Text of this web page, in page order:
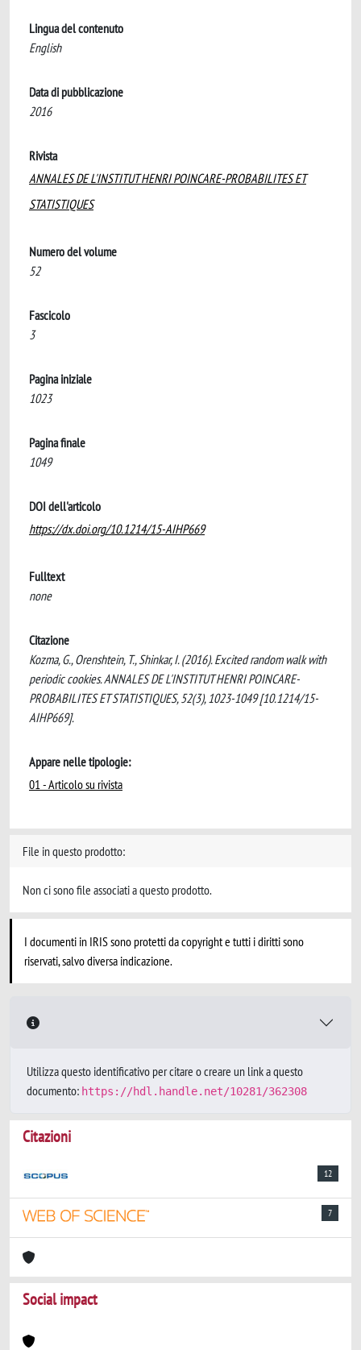
Lingua del contenuto
English
Data di pubblicazione
2016
Rivista
ANNALES DE L'INSTITUT HENRI POINCARE-PROBABILITES ET
STATISTIQUES
Numero del volume
52
Fascicolo
3
Pagina iniziale
1023
Pagina finale
1049
DOI dell'articolo
https://dx.doi.org/10.1214/15-AIHP669
Fulltext
none
Citazione
Kozma, G., Orenshtein, T., Shinkar, I. (2016). Excited random walk with
periodic cookies. ANNALES DE L'INSTITUT HENRI POINCARE-
PROBABILITES ET STATISTIQUES, 52(3), 1023-1049 [10.1214/15-
AIHP669].
Appare nelle tipologie:
01 - Articolo su rivista
File in questo prodotto:
Non ci sono file associati a questo prodotto.
I documenti in IRIS sono protetti da copyright e tutti i diritti sono
riservati, salvo diversa indicazione.
Utilizza questo identificativo per citare o creare un link a questo
documento: https://hdl.handle.net/10281/362308
Citazioni
12
7
Social impact